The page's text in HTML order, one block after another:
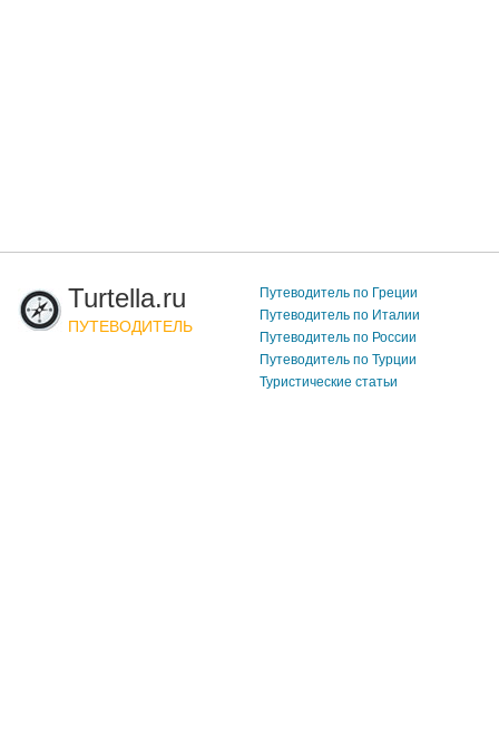
Turtella.ru
ПУТЕВОДИТЕЛЬ
Путеводитель по Греции
Путеводитель по Италии
Путеводитель по России
Путеводитель по Турции
Туристические статьи